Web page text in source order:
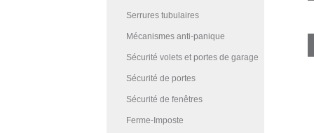
Serrures tubulaires
Mécanismes anti-panique
Sécurité volets et portes de garage
Sécurité de portes
Sécurité de fenêtres
Ferme-Imposte